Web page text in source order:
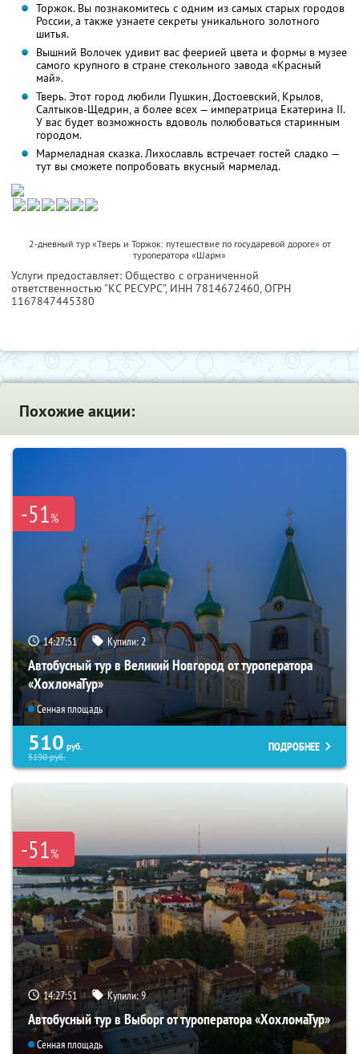
Торжок. Вы познакомитесь с одним из самых старых городов
России, а также узнаете секреты уникального золотного
шитья.
Вышний Волочек удивит вас феерией цвета и формы в музее
самого крупного в стране стекольного завода «Красный
май».
Тверь. Этот город любили Пушкин, Достоевский, Крылов,
Салтыков-Щедрин, а более всех — императрица Екатерина II.
У вас будет возможность вдоволь полюбоваться старинным
городом.
Мармеладная сказка. Лихославль встречает гостей сладко —
тут вы сможете попробовать вкусный мармелад.
2-дневный тур «Тверь и Торжок: путешествие по государевой дороге» от
туроператора «Шарм»
Услуги предоставляет: Общество с ограниченной
ответственностью "КС РЕСУРС", ИНН 7814672460, ОГРН
1167847445380
Похожие акции:
-51%
14:27:50 Купили:2
Автобусный тур в Великий Новгород от туроператора
«ХохломаТур»
Сенная площадь
510 руб.
5190руб.
ПОДРОБНЕЕ
-51%
14:27:50 Купили:9
Автобусный тур в Выборг от туроператора «ХохломаТур»
Сенная площадь